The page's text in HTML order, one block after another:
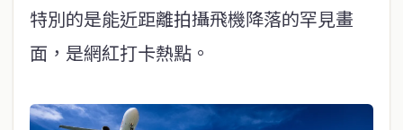
特別的是能近距離拍攝飛機降落的罕見畫
面，是網紅打卡熱點。